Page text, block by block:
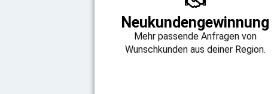
Neukundengewinnung
Mehr passende Anfragen von
Wunschkunden aus deiner Region.